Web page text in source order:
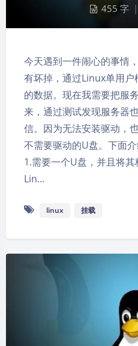
455 字 |
今天遇到一件闹心的事情
有坏掉，通过Linux单用
的数据。现在我需要把服
来，通过测试发现服务器
信。因为无法安装驱动，
不需要驱动的U盘。下面
1.需要一个U盘，并且将
Lin…
linux 挂载